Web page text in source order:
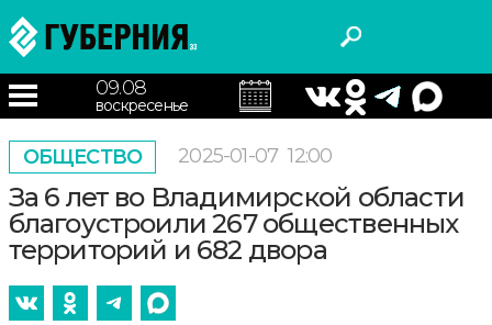
09.08
воскресенье
ОБЩЕСТВО 2025-01-07 12:00
За 6 лет во Владимирской области
благоустроили 267 общественных
территорий и 682 двора